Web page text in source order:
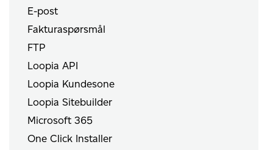
E-post
Fakturaspørsmål
FTP
Loopia API
Loopia Kundesone
Loopia Sitebuilder
Microsoft 365
One Click Installer